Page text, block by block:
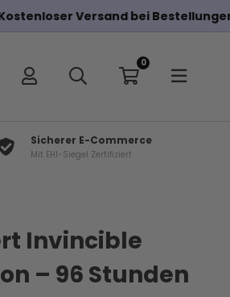
0
Sicherer E-Commerce
Mit EHI-Siegel Zertifiziert
Invincible
– 96 Stunden